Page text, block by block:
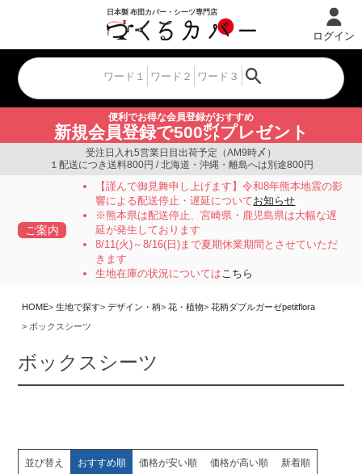
便利でお得な会員登録がおすすめ
新規会員登録で500㌽プレゼント
ログイン
受注日入れ5営業日目出荷予定（AM9時〆）
１配送につき送料800円 / 北海道・沖縄・離島へは別途800円
ご案内
【謹んで御見舞申し上げます】令和8年熊本地震の影
響による配送停止・遅延についてお知らせ
※熊本県は配送停止、宮崎県・鹿児島県は大幅な遅
延が発生しております
8/11(火)～8/16(日)まで夏期休業期間とさせていただ
きます
生地在庫の状況についてはこちら
HOME 生地で探す デザイン・柄 花・植物
花柄ダブルガーゼpetitflora
ボックスシーツ
ボックスシーツ
並び替え おすすめ順 価格が安い順 価格が高い順 新着順